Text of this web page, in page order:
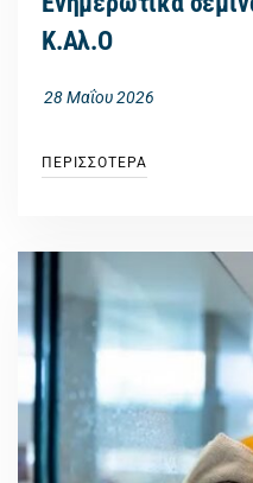
Κ.Αλ.Ο
28 Μαΐου 2026
ΠΕΡΙΣΣΟΤΕΡΑ